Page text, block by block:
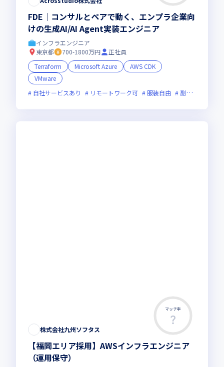
FDE｜コンサルとペアで動く、エンプラ企業向
けの生成AI/AI Agent実装エンジニア
インフラエンジニア
東京都
700-1800万円
正社員
Terraform
Microsoft Azure
AWS CDK
VMware
自社サービスあり
リモートワーク可 服装自由 副業可
マッチ率
株式会社九州ソフタス
【福岡エリア採用】AWSインフラエンジニア
（運用保守）